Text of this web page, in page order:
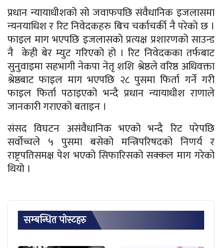
प्रधान न्यायाधीशको सो जवाफपछि संवैधानिक इजलासमा
न्यनयाधिश र रिट निवेदकहरु बिच चर्काचर्की नै परेको छ ।
फाइल माग भएपछि इजलासको प्रत्यक्ष प्रशारणको साउन्ड
नै केही बेर म्युट गरिएको हो । रिट निवेदकका तर्फबाट
सुनुवाइमा सहभागी नेकपा नेतृ शशि श्रेष्ठले वरिष्ठ अधिवक्ता
श्रेष्ठबाट फाइल माग भएपछि २८ पुसमा फिर्ता गर्ने गरी
फाइल फिर्ता पठाइएको भन्दै प्रधान न्यायाधीश राणाले
जानकारी गराएको बताइन ।
संसद विघटन असंवैधानिक भएको भन्दै रिट परेपछि
सर्वोच्चले ५ पुसमा बसेको मन्त्रिपरिषदको निणर्य र
राष्ट्रपतिसमक्ष पेश भएको सिफारिसको सक्कल माग गरेको
थियो ।
सम्बन्धित पाेस्टहरु